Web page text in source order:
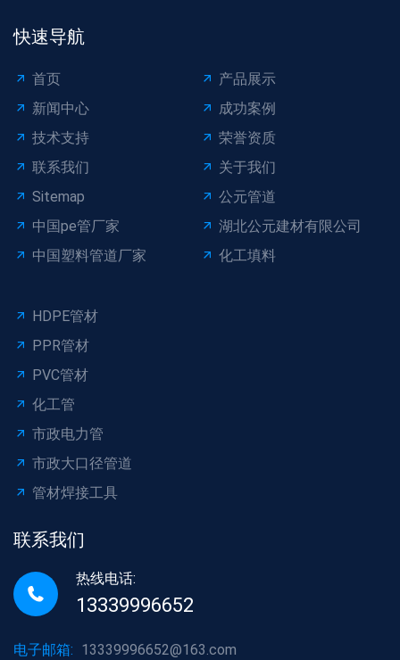
快速导航
首页
产品展示
新闻中心
成功案例
技术支持
荣誉资质
联系我们
关于我们
Sitemap
公元管道
中国pe管厂家
湖北公元建材有限公司
中国塑料管道厂家
化工填料
HDPE管材
PPR管材
PVC管材
化工管
市政电力管
市政大口径管道
管材焊接工具
联系我们
热线电话:
13339996652
电子邮箱: 13339996652@163.com